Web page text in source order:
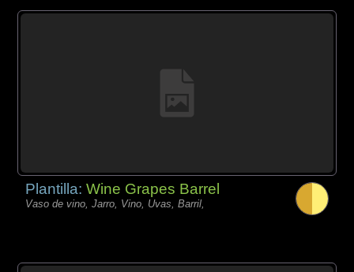
Plantilla:Wine Grapes Barrel
Vaso de vino, Jarro, Vino, Uvas, Barril,